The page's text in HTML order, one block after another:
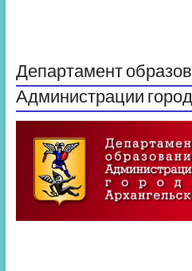
Департамент
Администрации